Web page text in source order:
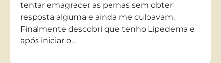
tentar emagrecer as pernas sem obter
resposta alguma e ainda me culpavam.
Finalmente descobri que tenho Lipedema e
após iniciar o…